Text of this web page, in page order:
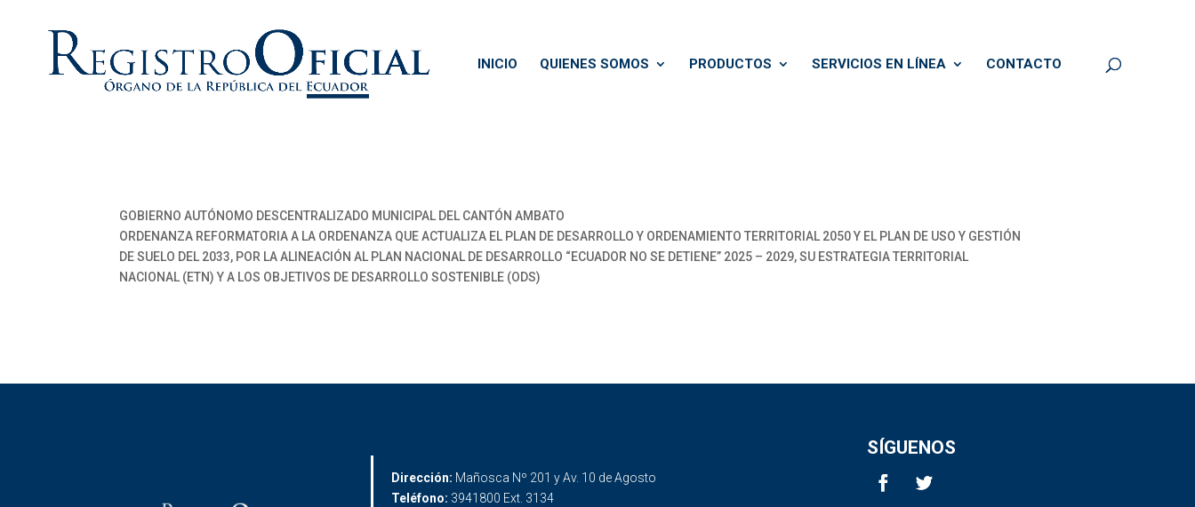
INICIO QUIENES SOMOS PRODUCTOS SERVICIOS EN LÍNEA CONTACTO
GOBIERNO AUTÓNOMO DESCENTRALIZADO MUNICIPAL DEL CANTÓN AMBATO
ORDENANZA REFORMATORIA A LA ORDENANZA QUE ACTUALIZA EL PLAN DE DESARROLLO Y ORDENAMIENTO TERRITORIAL 2050 Y EL PLAN DE USO Y GESTIÓN
DE SUELO DEL 2033, POR LA ALINEACIÓN AL PLAN NACIONAL DE DESARROLLO “ECUADOR NO SE DETIENE” 2025 – 2029, SU ESTRATEGIA TERRITORIAL
NACIONAL (ETN) Y A LOS OBJETIVOS DE DESARROLLO SOSTENIBLE (ODS)
Dirección: Mañosca Nº 201 y Av. 10 de Agosto
Teléfono: 3941800 Ext. 3134
SÍGUENOS